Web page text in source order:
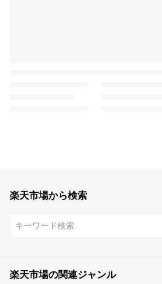
楽天市場から検索
楽天市場の関連ジャンル